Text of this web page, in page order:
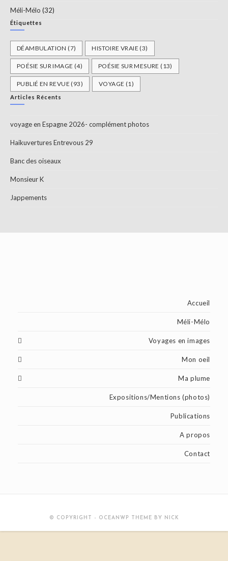
Méli-Mélo (32)
Étiquettes
DÉAMBULATION (7) HISTOIRE VRAIE (3)
POÉSIE SUR IMAGE (4) POÉSIE SUR MESURE (13)
PUBLIÉ EN REVUE (93) VOYAGE (1)
Articles Récents
voyage en Espagne 2026- complément photos
Haikuvertures Entrevous 29
Banc des oiseaux
Monsieur K
Jappements
Accueil
Méli-Mélo
Voyages en images
Mon oeil
Ma plume
Expositions/Mentions (photos)
Publications
A propos
Contact
© COPYRIGHT - OCEANWP THEME BY NICK